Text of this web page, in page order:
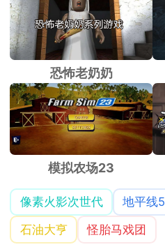
恐怖老奶奶
模拟农场23
像素火影次世代 地平线5
石油大亨
怪胎马戏团